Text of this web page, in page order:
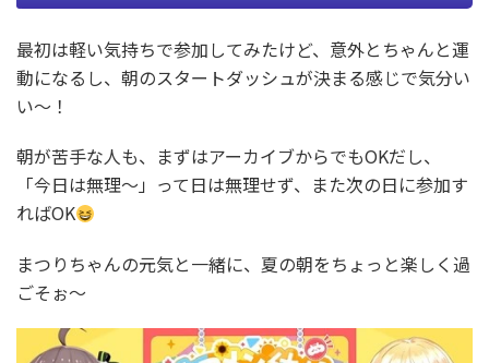
最初は軽い気持ちで参加してみたけど、意外とちゃんと運
動になるし、朝のスタートダッシュが決まる感じで気分い
い〜！
朝が苦手な人も、まずはアーカイブからでもOKだし、
「今日は無理〜」って日は無理せず、また次の日に参加す
ればOK
まつりちゃんの元気と一緒に、夏の朝をちょっと楽しく過
ごそぉ～